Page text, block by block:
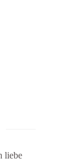
liebe